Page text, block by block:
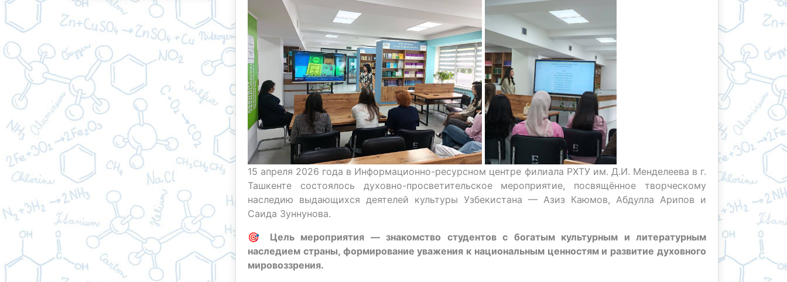
15 апреля 2026 года в Информационно-ресурсном центре филиала РХТУ им. Д.И. Менделеева в г.
Ташкенте состоялось духовно-просветительское мероприятие, посвящённое творческому
наследию выдающихся деятелей культуры Узбекистана — Азиз Каюмов, Абдулла Арипов и
Саида Зуннунова.
🎯 Цель мероприятия — знакомство студентов с богатым культурным и литературным
наследием страны, формирование уважения к национальным ценностям и развитие духовного
мировоззрения.